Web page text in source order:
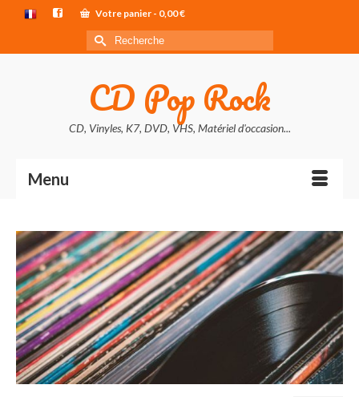
Votre panier - 0,00€
Rechercher :
CD Pop Rock
CD, Vinyles, K7, DVD, VHS, Matériel d'occasion...
Menu